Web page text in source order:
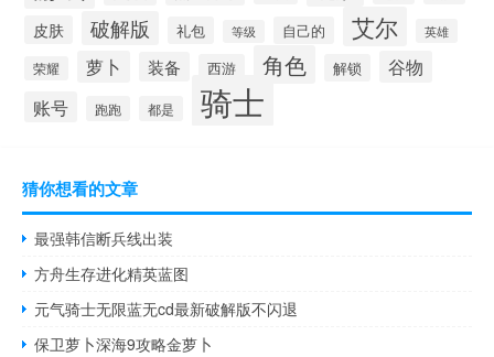
皮肤 破解版 礼包 等级 自己的 艾尔 英雄
荣耀 萝卜 装备 西游 角色 解锁 谷物
账号 跑跑 都是 骑士
猜你想看的文章
最强韩信断兵线出装
方舟生存进化精英蓝图
元气骑士无限蓝无cd最新破解版不闪退
保卫萝卜深海9攻略金萝卜